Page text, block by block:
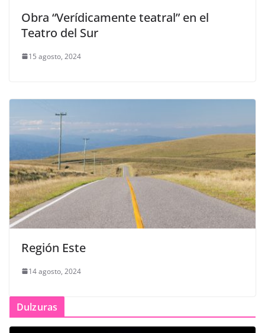
Obra “Verídicamente teatral” en el
Teatro del Sur
15 agosto, 2024
Región Este
14 agosto, 2024
Dulzuras